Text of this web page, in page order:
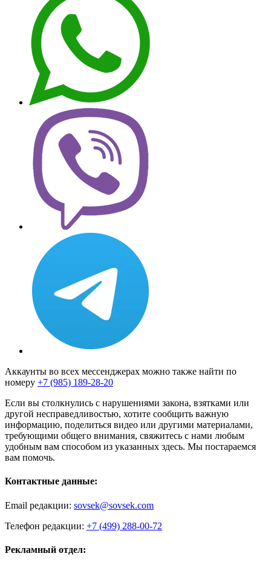
Аккаунты во всех мессенджерах можно также найти по
номеру +7 (985) 189-28-20
Если вы столкнулись с нарушениями закона, взятками или
другой несправедливостью, хотите сообщить важную
информацию, поделиться видео или другими материалами,
требующими общего внимания, свяжитесь с нами любым
удобным вам способом из указанных здесь. Мы постараемся
вам помочь.
Контактные данные:
Email редакции: sovsek@sovsek.com
Телефон редакции: +7 (499) 288-00-72
Рекламный отдел: